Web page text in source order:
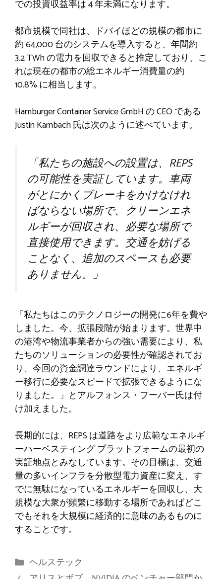
での投資収益率は 4 年未満になります。
都市規模で同社は、ドバイほどの規模の都市に
約 64,000 台のシステムを導入すると、年間約
3.2 TWh の電力を回収できると推定しており、こ
れは現在の都市の総エネルギー消費量の約
10.8% に相当します。
Hamburger Container Service GmbH の CEO である
Justin Karnbach 氏は次のように述べています。
「私たちの施設への設置は、REPS
の可能性を実証しています。車両
がとにかくブレーキをかけなけれ
ばならない場所で、クリーンエネ
ルギーが回収され、必要な場所で
直接使用できます。交通を妨げる
ことなく、追加のスペースも必要
ありません。」
「私たちはこのテクノロジーの開発に6年を費や
しました。今、拡張段階が始まります。世界中
の港湾や物流事業者からの強い需要により、私
たちのソリューションの必要性が確認されてお
り、今回の資金調達ラウンドにより、エネルギ
ー移行に必要なスピードで拡張できるようにな
りました。」とアルフォンス・フーバー氏は付
け加えました。
長期的には、REPS は道路をより広範なエネルギ
ーハーベスティング プラットフォームの最初の
実証地点とみなしています。その目標は、交通
量の多いインフラを分散型電力資産に変え、す
でに無駄になっているエネルギーを回収し、大
規模な大衆が頻繁に移動する場所であればどこ
でもそれを大規模に経済的に意味のあるものに
することです。
カ
テ
ヘルステック